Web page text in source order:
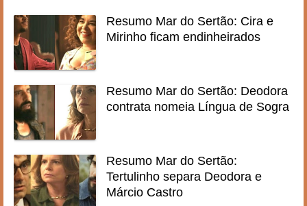
Resumo Mar do Sertão: Cira e
Mirinho ficam endinheirados
Resumo Mar do Sertão: Deodora
contrata nomeia Língua de Sogra
Resumo Mar do Sertão:
Tertulinho separa Deodora e
Márcio Castro